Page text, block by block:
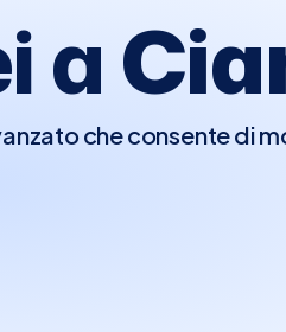
a
che consente di
ad alta